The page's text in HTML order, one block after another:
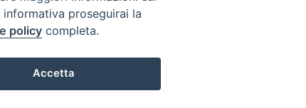
proseguirai la
policy completa.
Accetta